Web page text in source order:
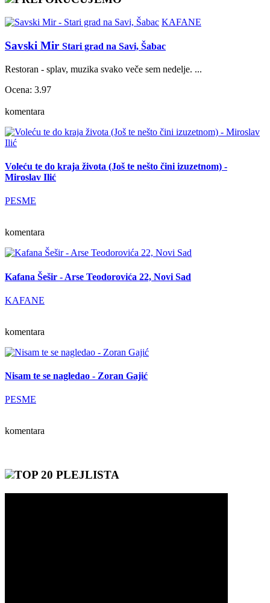
KAFANE
Savski Mir Stari grad na Savi, Šabac
Restoran - splav, muzika svako veče sem nedelje. ...
Ocena: 3.97
komentara
Voleću te do kraja života (Još te nešto čini izuzetnom) -
Miroslav Ilić
PESME
komentara
Kafana Šešir - Arse Teodorovića 22, Novi Sad
KAFANE
komentara
Nisam te se nagledao - Zoran Gajić
PESME
komentara
TOP 20 PLEJLISTA